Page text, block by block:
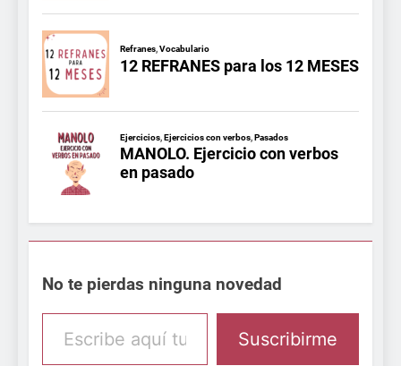
No te pierdas ninguna novedad
Escribe aquí tu email
Suscribirme